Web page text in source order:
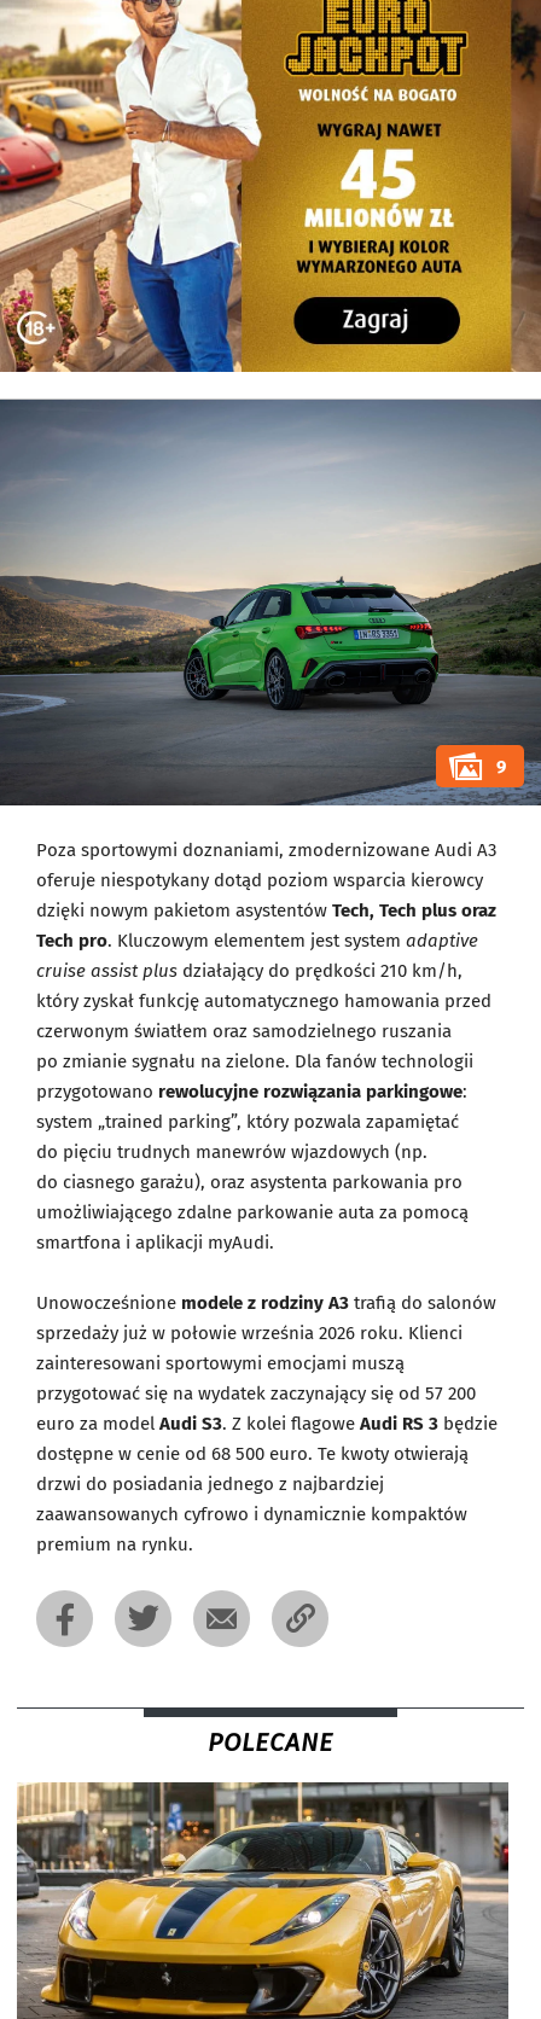
9
Poza sportowymi doznaniami, zmodernizowane Audi A3
oferuje niespotykany dotąd poziom wsparcia kierowcy
dzięki nowym pakietom asystentów Tech, Tech plus oraz
Tech pro. Kluczowym elementem jest system adaptive
cruise assist plus działający do prędkości 210 km/h,
który zyskał funkcję automatycznego hamowania przed
czerwonym światłem oraz samodzielnego ruszania
po zmianie sygnału na zielone. Dla fanów technologii
przygotowano rewolucyjne rozwiązania parkingowe:
system „trained parking”, który pozwala zapamiętać
do pięciu trudnych manewrów wjazdowych (np.
do ciasnego garażu), oraz asystenta parkowania pro
umożliwiającego zdalne parkowanie auta za pomocą
smartfona i aplikacji myAudi.
Unowocześnione modele z rodziny A3 trafią do salonów
sprzedaży już w połowie września 2026 roku. Klienci
zainteresowani sportowymi emocjami muszą
przygotować się na wydatek zaczynający się od 57 200
euro za model Audi S3. Z kolei flagowe Audi RS 3 będzie
dostępne w cenie od 68 500 euro. Te kwoty otwierają
drzwi do posiadania jednego z najbardziej
zaawansowanych cyfrowo i dynamicznie kompaktów
premium na rynku.
POLECANE